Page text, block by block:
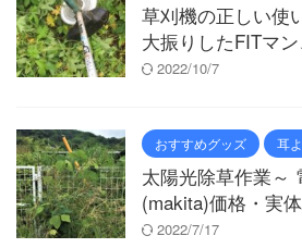
草刈機の正しい使
大振りしたFITマ
2022/10/7
おすすめグッズ 耳
太陽光除草作業～
(makita)価格・実
2022/7/17